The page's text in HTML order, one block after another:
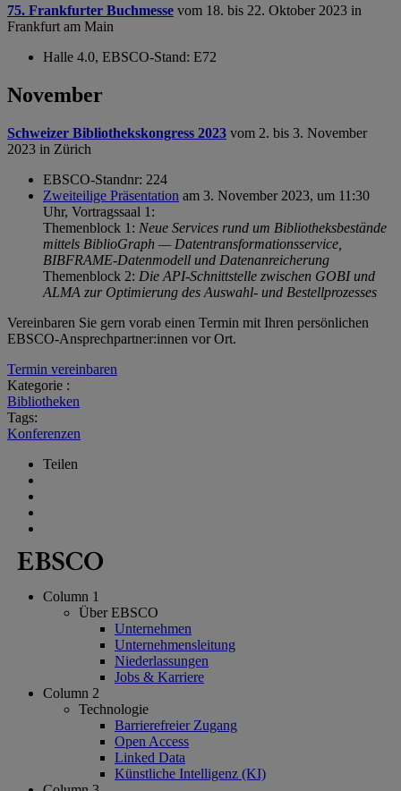
75. Frankfurter Buchmesse vom 18. bis 22. Oktober 2023 in
Frankfurt am Main
Halle 4.0, EBSCO-Stand: E72
November
Schweizer Bibliothekskongress 2023 vom 2. bis 3. November
2023 in Zürich
EBSCO-Standnr: 224
Zweiteilige Präsentation am 3. November 2023, um 11:30
Uhr, Vortragssaal 1:
Themenblock 1: Neue Services rund um Bibliotheksbestände
mittels BiblioGraph — Datentransformationsservice,
BIBFRAME-Datenmodell und Datenanreicherung
Themenblock 2: Die API-Schnittstelle zwischen GOBI und
ALMA zur Optimierung des Auswahl- und Bestellprozesses
Vereinbaren Sie gern vorab einen Termin mit Ihren persönlichen
EBSCO-Ansprechpartner:innen vor Ort.
Termin vereinbaren
Kategorie :
Bibliotheken
Tags:
Konferenzen
Teilen
Column 1
Über EBSCO
Unternehmen
Unternehmensleitung
Niederlassungen
Jobs & Karriere
Column 2
Technologie
Barrierefreier Zugang
Open Access
Linked Data
Künstliche Intelligenz (KI)